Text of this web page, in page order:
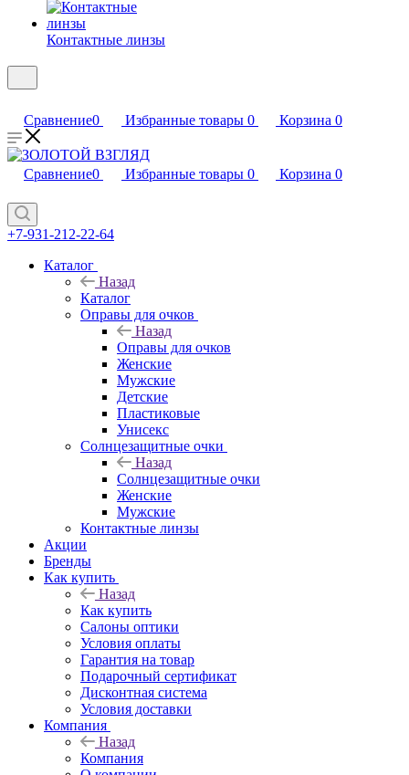
Контактные линзы
Сравнение0 Избранные товары 0 Корзина 0
Сравнение0 Избранные товары 0 Корзина 0
+7-931-212-22-64
Каталог
Назад
Каталог
Оправы для очков
Назад
Оправы для очков
Женские
Мужские
Детские
Пластиковые
Унисекс
Солнцезащитные очки
Назад
Солнцезащитные очки
Женские
Мужские
Контактные линзы
Акции
Бренды
Как купить
Назад
Как купить
Салоны оптики
Условия оплаты
Гарантия на товар
Подарочный сертификат
Дисконтная система
Условия доставки
Компания
Назад
Компания